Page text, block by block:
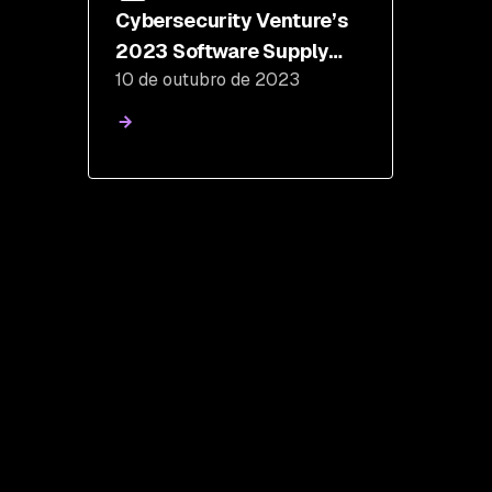
Cybersecurity Venture’s
2023 Software Supply
Chain Attack Report
10 de outubro de 2023